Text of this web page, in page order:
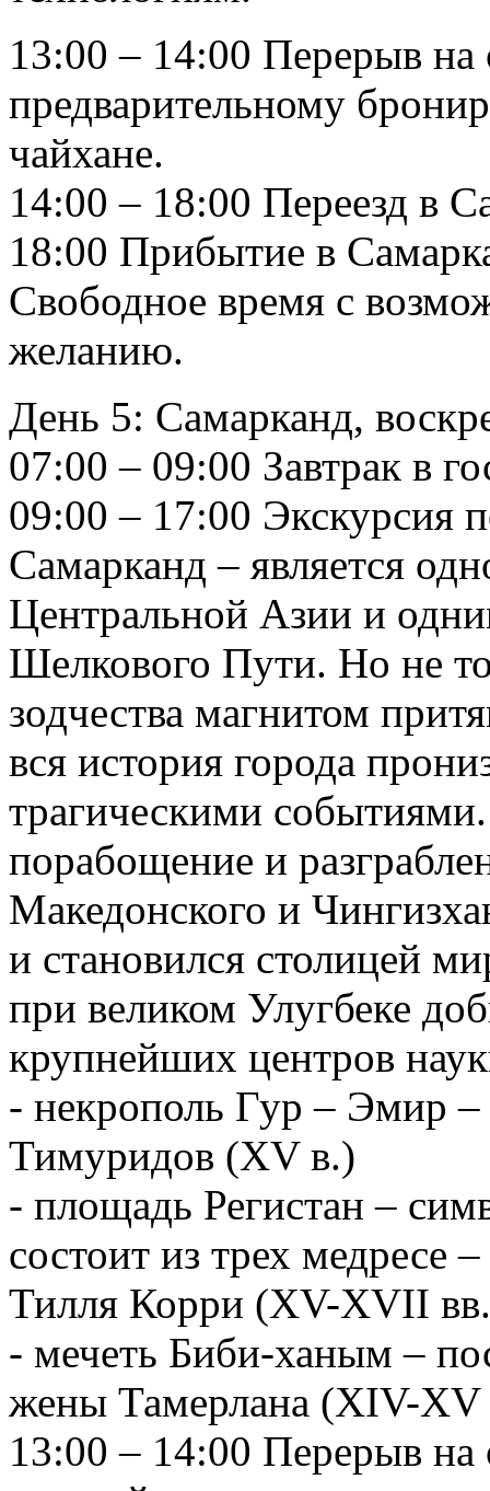
13:00 – 14:00 Перерыв на
предварительному
чайхане.
14:00 – 18:00 Переезд в
18:00 Прибытие в
Свободное время с
желанию.
День 5: Самарканд,
07:00 – 09:00 Завтрак в
09:00 – 17:00 Экскурсия
Самарканд – является
Центральной Азии и
Шелкового Пути. Но не
зодчества магнитом
вся история города
трагическими
порабощение и
Македонского и
и становился столицей
при великом Улугбеке
крупнейших центров
- некрополь Гур – Эмир –
Тимуридов (XV в.)
- площадь Регистан –
состоит из трех медресе
Тилля Корри (XV-XVII
- мечеть Биби-ханым –
жены Тамерлана (XIV-XV
13:00 – 14:00 Перерыв на